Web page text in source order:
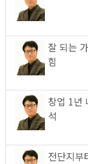
잘 되는
힘
창업 1년
석
전단지부